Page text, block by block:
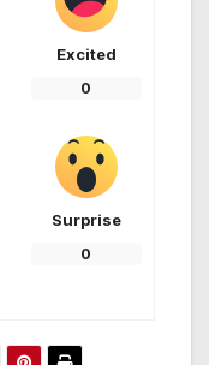
Excited
0
Surprise
0